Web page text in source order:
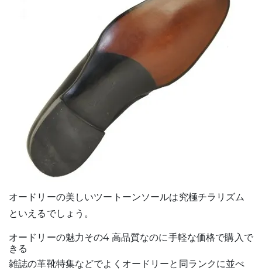
オードリーの美しいツートーンソールは究極チラリズム
といえるでしょう。
オードリーの魅力その4 高品質なのに手軽な価格で購入で
きる
雑誌の革靴特集などでよくオードリーと同ランクに並べ